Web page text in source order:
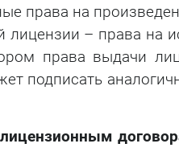
права на
лицензии – права на
права выдачи
подписать